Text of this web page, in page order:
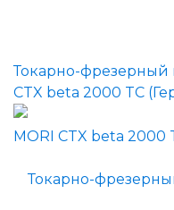
Токарно-фрезерный
CTX beta 2000 TC